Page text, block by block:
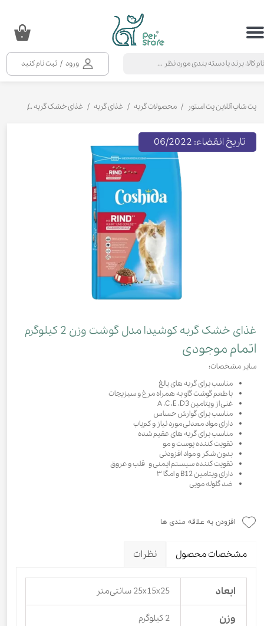
ورود / ثبت نام کنید
حساب کاربری من
خروج از حساب کاربری
۰
پت شاپ آنلاین پت استور محصولات گربه غذای گربه غذای خشک گربه
غذای خشک گربه کوشیدا مدل گوشت وزن 2 کیلوگرم
اتمام موجودی
سایر مشخصات:
مناسب برای گربه های بالغ
با طعم گوشت گاو به همراه مرغ و سبزیجات
غنی از ویتامین A ،C ،E ،D3
مناسب برای گوارش حساس
دارای مواد معدنی مورد نیاز و کم‌یاب
مناسب برای گربه های عقیم شده
تقویت کننده پوست و مو
بدون شکر و مواد افزودنی
تقویت کننده سیستم ایمنی و قلب و عروق
دارای ویتامین B12 و امگا ۳
ضد گلوله مویی
تاریخ انقضاء: 06/2022
افزودن به علاقه مندی ها
مشخصات محصول نظرات
ابعاد 25x15x25 سانتی‌متر
وزن 2 کیلوگرم